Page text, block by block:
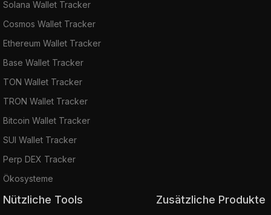
Solana Wallet Tracker
Cosmos Wallet Tracker
Ethereum Wallet Tracker
Base Wallet Tracker
TON Wallet Tracker
TRON Wallet Tracker
Bitcoin Wallet Tracker
SUI Wallet Tracker
Perp DEX Tracker
Ökosysteme
Nützliche Tools Zusätzliche Produkte